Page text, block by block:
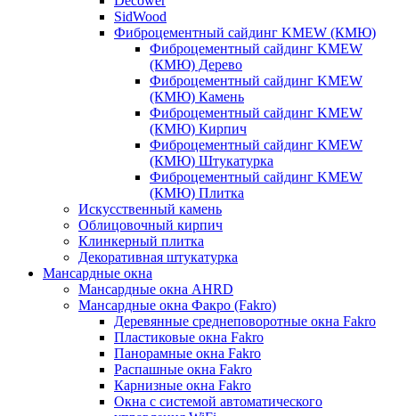
SidWood
Фиброцементный сайдинг KMEW (КМЮ)
Фиброцементный сайдинг KMEW
(КМЮ) Дерево
Фиброцементный сайдинг KMEW
(КМЮ) Камень
Фиброцементный сайдинг KMEW
(КМЮ) Кирпич
Фиброцементный сайдинг KMEW
(КМЮ) Штукатурка
Фиброцементный сайдинг KMEW
(КМЮ) Плитка
Искусственный камень
Облицовочный кирпич
Клинкерный плитка
Декоративная штукатурка
Мансардные окна
Мансардные окна AHRD
Мансардные окна Факро (Fakro)
Деревянные среднеповоротные окна Fakro
Пластиковые окна Fakro
Панорамные окна Fakro
Распашные окна Fakro
Карнизные окна Fakro
Окна с системой автоматического